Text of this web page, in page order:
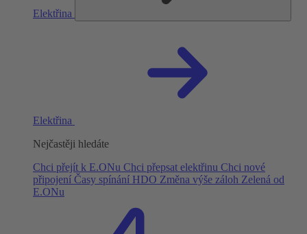
Elektřina
Elektřina
Nejčastěji hledáte
Chci přejít k E.ONu Chci přepsat elektřinu Chci nové
připojení Časy spínání HDO Změna výše záloh Zelená od
E.ONu